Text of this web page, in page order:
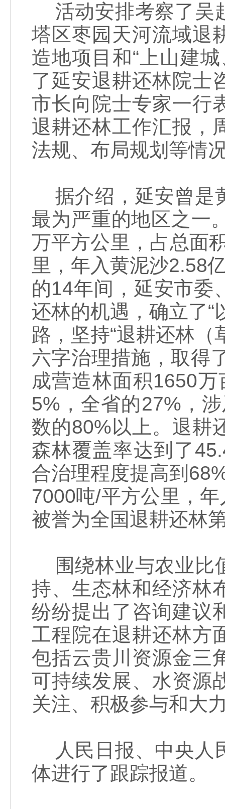
活动安排考察了吴
塔区枣园天河流域退
造地项目和“上山建
了延安退耕还林院士
市长向院士专家一行
退耕还林工作汇报，
法规、布局规划等情
据介绍，延安曾是
最为严重的地区之一
万平方公里，占总面
里，年入黄泥沙2.58
的14年间，延安市委
还林的机遇，确立了“
路，坚持“退耕还林
六字治理措施，取得
成营造林面积1650
5%，全省的27%，
数的80%以上。退耕
森林覆盖率达到了
合治理程度提高到
7000吨/平方公里，
被誉为全国退耕还林
围绕林业与农业比
持、生态林和经济林
纷纷提出了咨询建议
工程院在退耕还林方
包括云贵川资源金三
可持续发展、水资源
关注、积极参与和大
人民日报、中央人
体进行了跟踪报道。